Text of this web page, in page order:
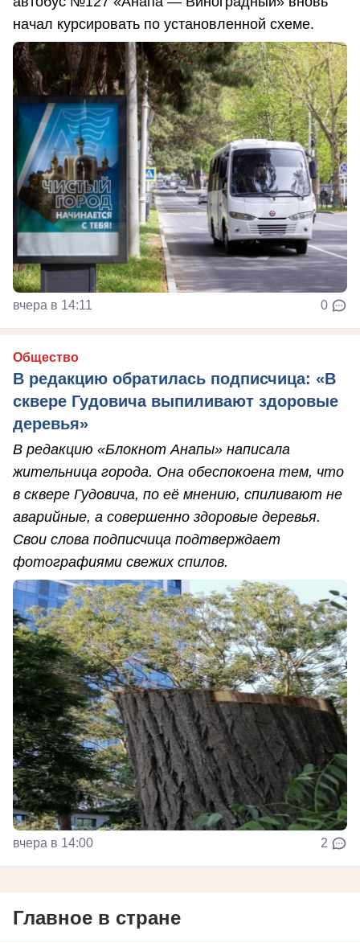
начал курсировать по установленной схеме.
вчера в 14:11 0
Общество
В редакцию обратилась подписчица: «В
сквере Гудовича выпиливают здоровые
деревья»
В редакцию «Блокнот Анапы» написала
жительница города. Она обеспокоена тем, что
в сквере Гудовича, по её мнению, спиливают не
аварийные, а совершенно здоровые деревья.
Свои слова подписчица подтверждает
фотографиями свежих спилов.
вчера в 14:00 2
Главное в стране